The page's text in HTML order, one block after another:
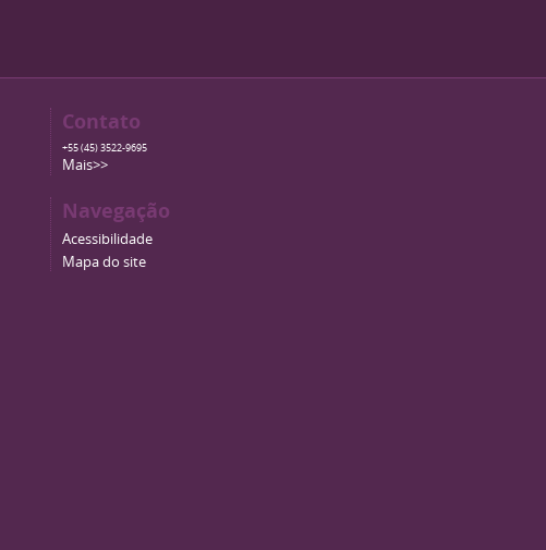
Contato
+55 (45) 3522-9695
Mais>>
Navegação
Acessibilidade
Mapa do site